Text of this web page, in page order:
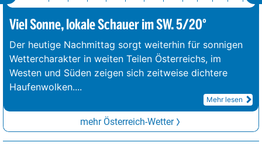
Viel Sonne, lokale Schauer im SW. 5/20°
Der heutige Nachmittag sorgt weiterhin für sonnigen
Wettercharakter in weiten Teilen Österreichs, im
Westen und Süden zeigen sich zeitweise dichtere
Haufenwolken....
Mehr lesen
mehr Österreich-Wetter